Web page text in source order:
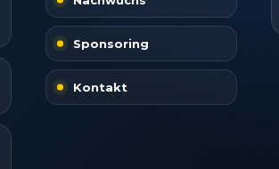
Sponsoring
Kontakt